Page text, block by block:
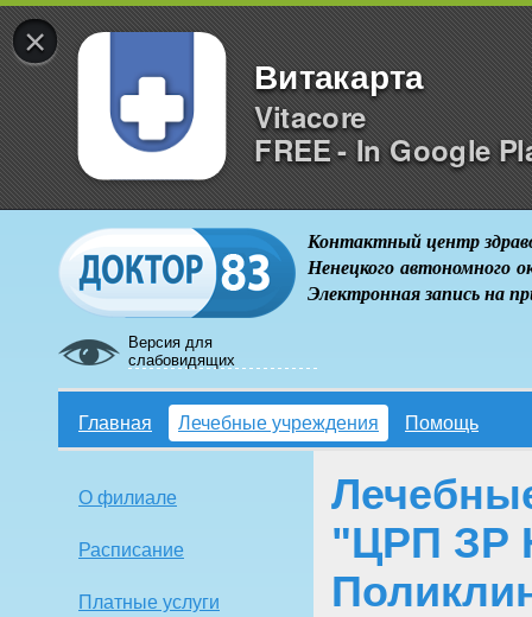
×
Витакарта
Vitacore
FREE - In Google
Версия для
слабовидящих
Контактный центр
Ненецкого автономного
Электронная запись на
Главная Лечебные учреждения Помощь
О филиале
Расписание
Платные услуги
"ЦРП ЗР